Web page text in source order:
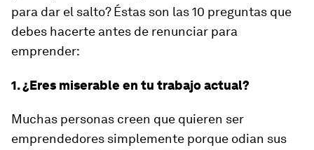
para dar el salto? Éstas son las 10 preguntas que
debes hacerte antes de renunciar para
emprender:
1. ¿Eres miserable en tu trabajo actual?
Muchas personas creen que quieren ser
emprendedores simplemente porque odian sus